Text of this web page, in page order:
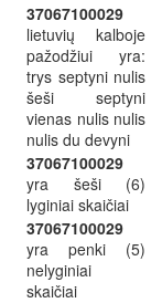
37067100029
lietuvių kalboje
pažodžiui yra:
trys septyni nulis
šeši septyni
vienas nulis nulis
nulis du devyni
37067100029
yra šeši (6)
lyginiai skaičiai
37067100029
yra penki (5)
nelyginiai
skaičiai